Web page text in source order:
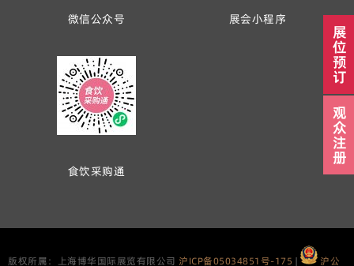
观
众
注
册
展
位
预
订
微信公众号 展会小程序
食饮采购通
版权所属：上海博华国际展览有限公司 沪ICP备05034851号-175 | 沪公